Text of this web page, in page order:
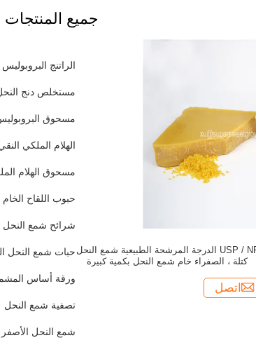
جميع المنتجات
الراتنج البروبوليس
مستخلص دنج
مسحوق
الهلام الملكي
مسحوق الهلام
حبوب اللقاح الخام
شرائح شمع النحل
حبات شمع النحل
ورقة أساس
تصفية شمع النحل
شمع النحل الأصفر
USP / NF الدرجة المرشحة الطبيعية شمع النحل
كتلة ، الصفراء خام شمع النحل بكمية كبيرة
اتصل